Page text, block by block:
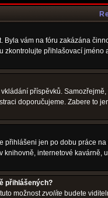
vám na fóru zakázána
přihlašovací
příspěvků.
doporučujeme. Zabere to
přihlášeni jen po dobu práce
internetové kavárně,
přihlášených?
možnostzvolíte budete